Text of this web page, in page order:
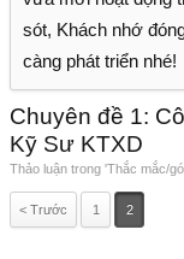
sót, Khách nhớ
càng phát triển nhé!
Chuyên đề 1:
Kỹ Sư KTXD
Thảo luận trong 'Thắc mắc/
< Trước 1 2